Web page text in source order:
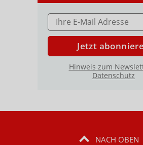
E-MAIL ADRESSE
Jetzt
Hinweis zum
Datenschutz
NACH OBEN